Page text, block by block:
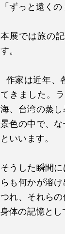
「ずっと遠く
本展では旅の
す。
作家は近年、
てきました。
海、台湾の蒸
景色の中で、
といいます。
そうした瞬間
らも何かが溶
つれ、それら
身体の記憶とし